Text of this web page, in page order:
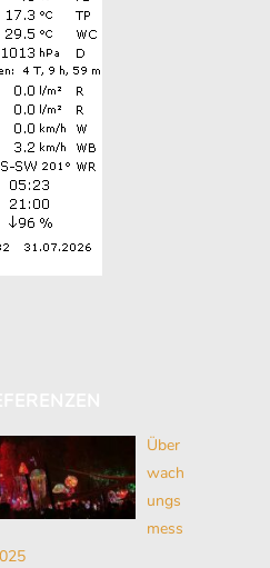
Über
wach
ungs
mess